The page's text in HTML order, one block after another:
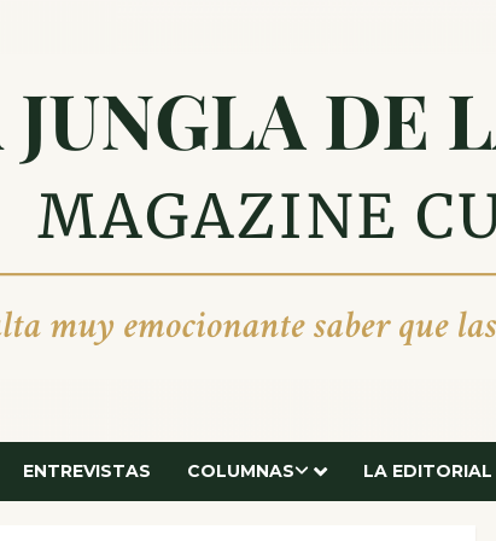
ENTREVISTAS COLUMNAS LA EDITORIAL